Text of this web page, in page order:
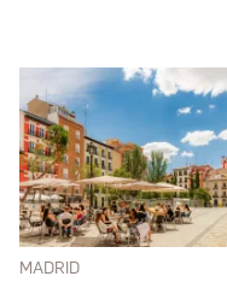
MADRID